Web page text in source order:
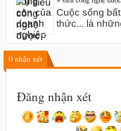
Cuộc sống
thức... là
0 nhận xét
Đăng nhận xét